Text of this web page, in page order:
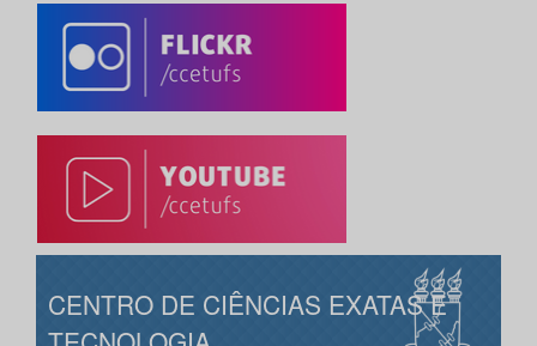
CENTRO DE CIÊNCIAS EXATAS E